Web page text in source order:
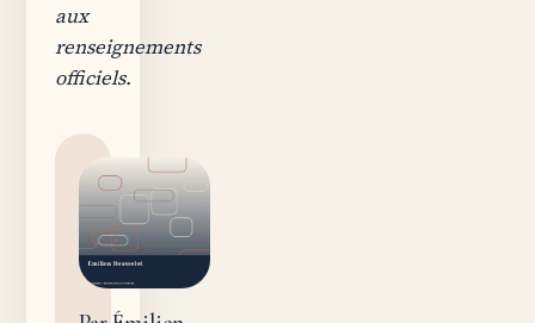
aux
renseignements
officiels.